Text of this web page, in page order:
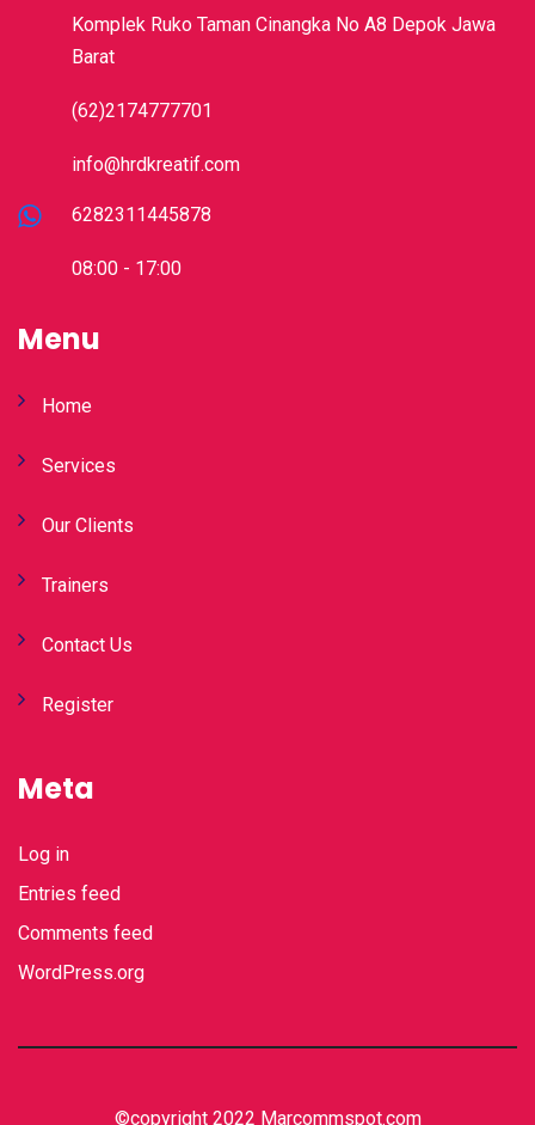
Komplek Ruko Taman Cinangka No A8 Depok Jawa
Barat
(62)2174777701
info@hrdkreatif.com
6282311445878
08:00 - 17:00
Menu
Home
Services
Our Clients
Trainers
Contact Us
Register
Meta
Log in
Entries feed
Comments feed
WordPress.org
©copyright 2022 Marcommspot.com